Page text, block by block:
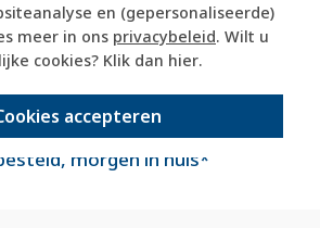
en (gepersonaliseerde)
meer in ons privacybeleid. Wilt u
cookies? Klik dan hier.
accepteren
retourrecht
met kopersbescherming
morgen in huis*